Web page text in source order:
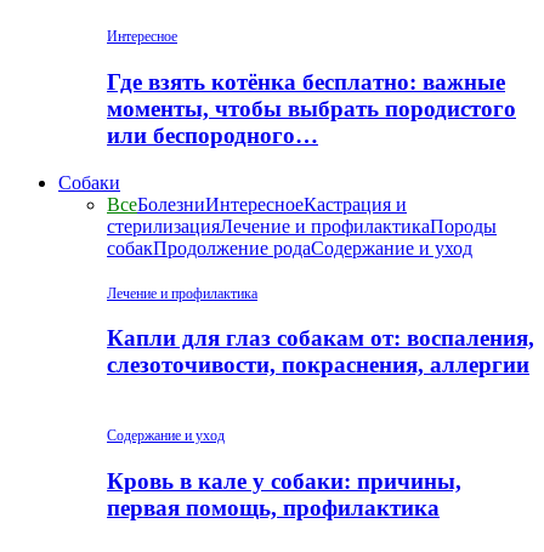
Интересное
Где взять котёнка бесплатно: важные
моменты, чтобы выбрать породистого
или беспородного…
Собаки
ВсеБолезниИнтересноеКастрация и
стерилизацияЛечение и профилактикаПороды
собакПродолжение родаСодержание и уход
Лечение и профилактика
Капли для глаз собакам от: воспаления,
слезоточивости, покраснения, аллергии
Содержание и уход
Кровь в кале у собаки: причины,
первая помощь, профилактика